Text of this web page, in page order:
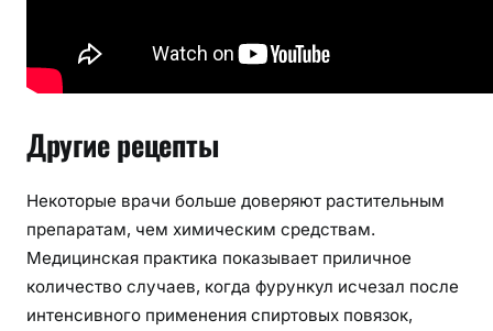
Другие рецепты
Некоторые врачи больше доверяют растительным
препаратам, чем химическим средствам.
Медицинская практика показывает приличное
количество случаев, когда фурункул исчезал после
интенсивного применения спиртовых повязок,